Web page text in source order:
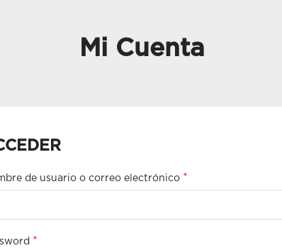
Mi Cuenta
de usuario o correo electrónico *
*